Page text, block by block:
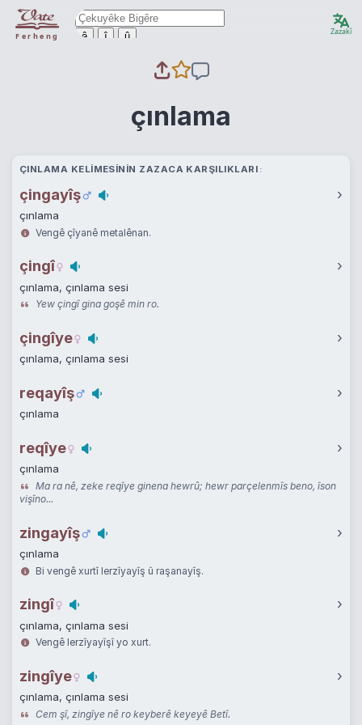
Ferheng ê î û Zazakî
çınlama
ÇINLAMA KELIMESININ ZAZACA KARŞILIKLARI
çingayîş ›
çınlama
Vengê çîyanê metalênan.
çingî ›
çınlama, çınlama sesi
Yew çingî gina goşê min ro.
çingîye ›
çınlama, çınlama sesi
reqayîş ›
çınlama
reqîye ›
çınlama
Ma ra nê, zeke reqîye ginena hewrû; hewr parçelenmîs beno, îson
vişîno...
zingayîş ›
çınlama
Bi vengê xurtî lerzîyayîş û raşanayîş.
zingî ›
çınlama, çınlama sesi
Vengê lerzîyayîşî yo xurt.
zingîye ›
çınlama, çınlama sesi
Cem şî, zingîye nê ro keyberê keyeyê Betî.